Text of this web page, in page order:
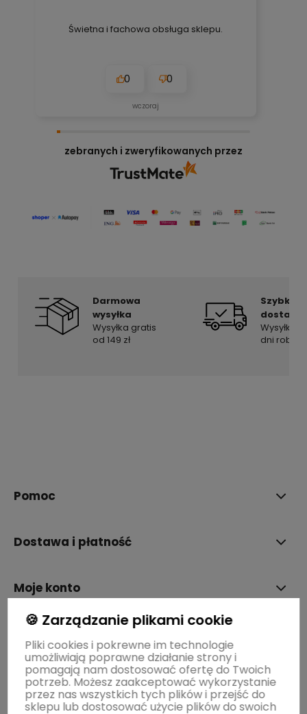
Świetna i fachowa obsługa sklepu.
0 0
wczoraj
zebranych i zweryfikowanych przez
Darmowa
wysyłka
Wysyłka gratis
od 149 zł
Szybka
dostawa
Wysyłka
dni
Pomoc
Dostawa i płatność
Moje konto
Gwarancja i zwroty
O firmie
🍪 Zarządzanie plikami cookie
Pliki cookies i pokrewne im technologie
umożliwiają poprawne działanie strony i
pomagają nam dostosować ofertę do Twoich
potrzeb. Możesz zaakceptować wykorzystanie
przez nas wszystkich tych plików i przejść do
sklepu lub dostosować użycie plików do swoich